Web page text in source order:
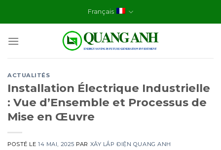
Français
ACTUALITÉS
Installation Électrique Industrielle
: Vue d’Ensemble et Processus de
Mise en Œuvre
POSTÉ LE14 MAI, 2025 PAR XÂY LẮP ĐIỆN QUANG ANH